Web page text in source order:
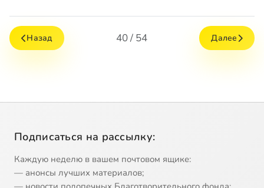
Назад 40 / 54 Далее
Подписаться на рассылку:
Каждую неделю в вашем почтовом ящике:
— анонсы лучших материалов;